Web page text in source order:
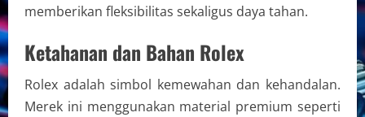
memberikan fleksibilitas sekaligus daya tahan.
Ketahanan dan Bahan Rolex
Rolex adalah simbol kemewahan dan kehandalan.
Merek ini menggunakan material premium seperti